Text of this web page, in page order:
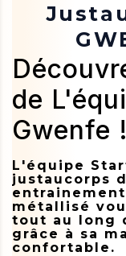
de
Gwenfe !
L'équipe
justaucorps
métallisé
tout au long
grâce à sa
confortable.